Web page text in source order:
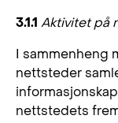
3.1.1 Aktivitet på
I sammenheng
nettsteder
nettstedets